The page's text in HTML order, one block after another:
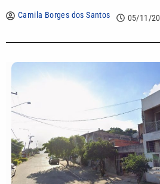
Camila Borges dos Santos 05/11/